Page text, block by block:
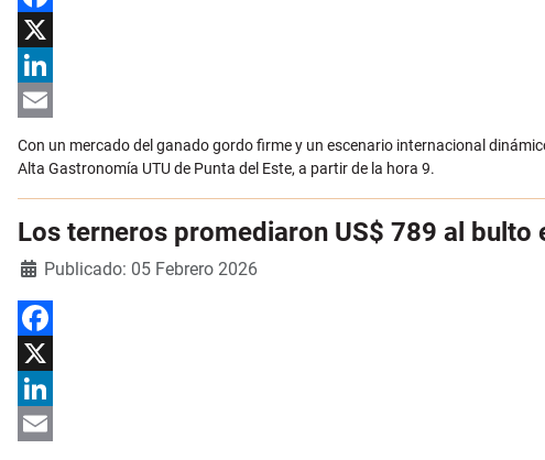
Facebook
X
LinkedIn
Con un mercado del ganado gordo firme y un escenario internacional
Alta Gastronomía UTU de Punta del Este, a partir de la hora 9.
Los terneros promediaron US$ 789 al bulto
DetallesPublicado: 05 Febrero 2026
Facebook
X
LinkedIn